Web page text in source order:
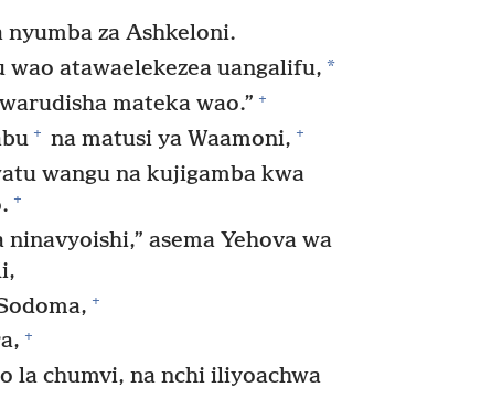
za Ashkeloni.
wao atawaelekezea uangalifu, *
mateka wao.” +
+ na matusi ya Waamoni, +
wangu na kujigamba kwa
+
asema Yehova wa
+
+
la chumvi, na nchi iliyoachwa